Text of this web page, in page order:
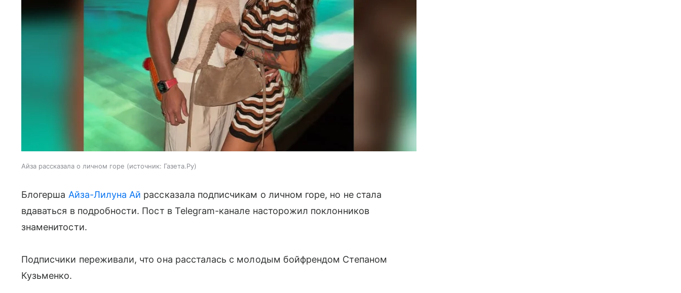
Айза рассказала о личном горе источник: Газета.Ру
Блогерша Айза-Лилуна Ай рассказала подписчикам о личном горе, но не стала
вдаваться в подробности. Пост в Telegram-канале насторожил поклонников
знаменитости.
Подписчики переживали, что она рассталась с молодым бойфрендом Степаном
Кузьменко.